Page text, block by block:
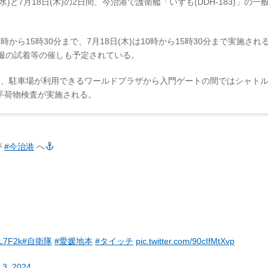
から15時30分まで、7月18日(木)は10時から15時30分まで実施され
試着等の催しも予定されている。
駐車場が利用できるワールドプラザから入門ゲートの間ではシャト
物検査が実施される。
#今治港 へ
#自衛隊 #愛媛地本 #タイッチ pic.twitter.com/90cIfMtXvp